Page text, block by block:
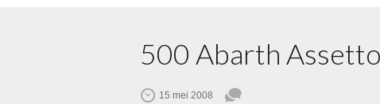
500 Abarth
15 mei 2008